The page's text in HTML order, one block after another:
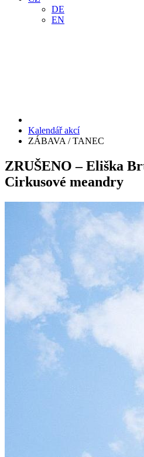
DE
EN
Kalendář akcí
ZÁBAVA / TANEC
ZRUŠENO – Eliška
Cirkusové meandry